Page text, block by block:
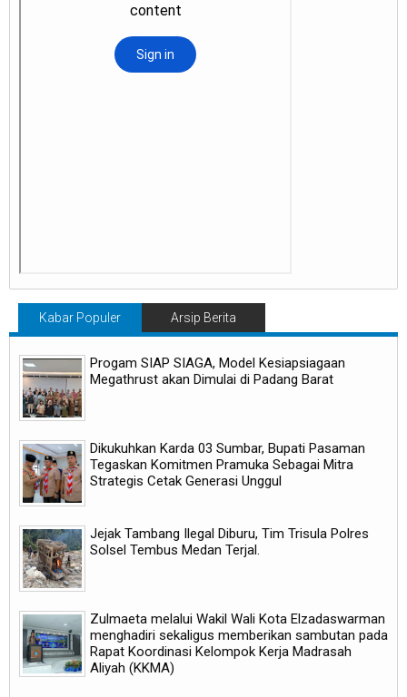
Kabar Populer Arsip Berita
Progam SIAP SIAGA, Model Kesiapsiagaan
Megathrust akan Dimulai di Padang Barat
Dikukuhkan Karda 03 Sumbar, Bupati Pasaman
Tegaskan Komitmen Pramuka Sebagai Mitra
Strategis Cetak Generasi Unggul
Jejak Tambang Ilegal Diburu, Tim Trisula Polres
Solsel Tembus Medan Terjal.
Zulmaeta melalui Wakil Wali Kota Elzadaswarman
menghadiri sekaligus memberikan sambutan pada
Rapat Koordinasi Kelompok Kerja Madrasah
Aliyah (KKMA)